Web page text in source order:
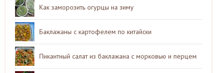
Как заморозить огурцы на зиму
Баклажаны с картофелем по китайски
Пикантный салат из баклажана с морковью и перцем